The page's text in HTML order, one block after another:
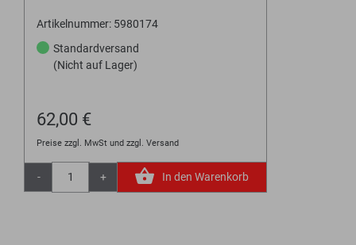
Artikelnummer: 5980174
Standardversand
(Nicht auf Lager)
62,00 €
Preise zzgl. MwSt und zzgl. Versand
- + In den Warenkorb